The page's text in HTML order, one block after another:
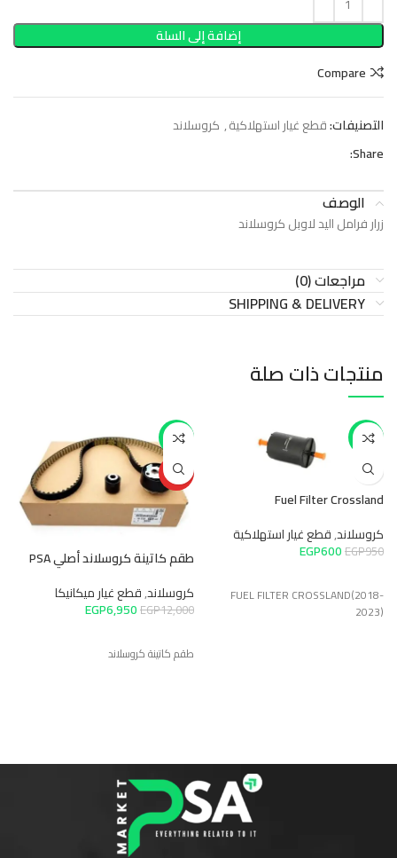
إضافة إلى السلة
Compare
التصنيفات:قطع غيار استهلاكية, كروسلاند
Share:
الوصف
زرار فرامل اليد لاوبل كروسلاند
مراجعات (0)
SHIPPING & DELIVERY
منتجات ذات صلة
-37%
Fuel Filter Crossland
كروسلاند,قطع غيار استهلاكية
EGP950
EGP600
FUEL FILTER CROSSLAND(2018-
2023)
-42%
HOT
طقم كاتينة كروسلاند أصلي PSA
كروسلاند,قطع غيار ميكانيكا
EGP12,000
EGP6,950
طقم كاتينة كروسلاند